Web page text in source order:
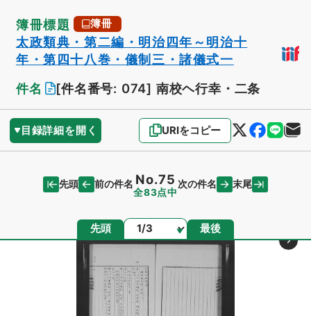
簿冊標題 簿冊
太政類典・第二編・明治四年～明治十
年・第四十八巻・儀制三・諸儀式一
件名
[件名番号: 074] 南校ヘ行幸・二条
目録詳細を開く URIをコピー
先頭 前の件名 No.75
全83点中
次の件名 末尾
先頭 ページ 最後